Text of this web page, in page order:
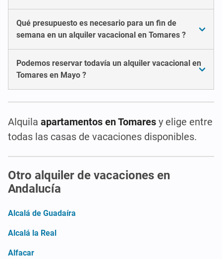
Qué presupuesto es necesario para un fin de
semana en un alquiler vacacional en Tomares ?
Podemos reservar todavía un alquiler vacacional en
Tomares en Mayo ?
Alquila apartamentos en Tomares y elige entre
todas las casas de vacaciones disponibles.
Otro alquiler de vacaciones en
Andalucía
Alcalá de Guadaíra
Alcalá la Real
Alfacar